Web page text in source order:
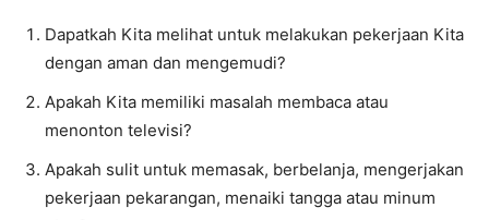
Dapatkah Kita melihat untuk melakukan pekerjaan Kita
dengan aman dan mengemudi?
Apakah Kita memiliki masalah membaca atau
menonton televisi?
Apakah sulit untuk memasak, berbelanja, mengerjakan
pekerjaan pekarangan, menaiki tangga atau minum